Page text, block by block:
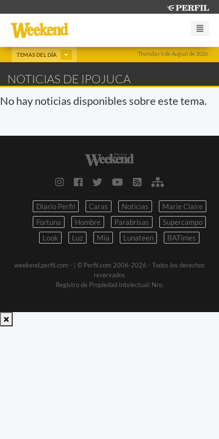
Thursday 6 de August de 2026
TEMAS DEL DÍA
NOTICIAS DE IPOJUCA
No hay noticias disponibles sobre este tema.
Diario Perfil Caras Noticias
Marie Claire
Fortuna
Hombre Parabrisas
Supercampo
Look
Luz Mia Lunateen BATimes
weekend.perfil.com -
| © Perfil.com 2006-2026 - Todos los derechos
reservados
Registro de Propiedad Intelectual: Nro.